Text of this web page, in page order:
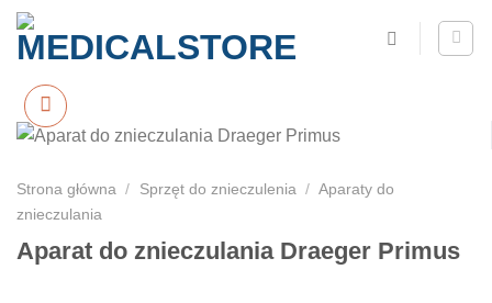
Strona główna / Sprzęt do znieczulenia / Aparaty do
znieczulania
Aparat do znieczulania Draeger Primus